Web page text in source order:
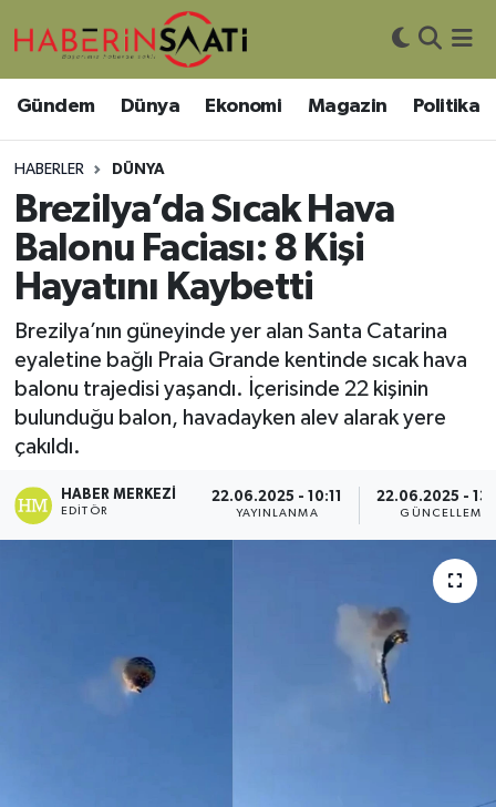
Gündem Dünya Ekonomi Magazin Politika
HABERLER DÜNYA
Brezilya’da Sıcak Hava
Balonu Faciası: 8 Kişi
Hayatını Kaybetti
Brezilya’nın güneyinde yer alan Santa Catarina
eyaletine bağlı Praia Grande kentinde sıcak hava
balonu trajedisi yaşandı. İçerisinde 22 kişinin
bulunduğu balon, havadayken alev alarak yere
çakıldı.
HABER MERKEZI
EDITÖR
22.06.2025 - 10:11
YAYINLANMA
22.06.2025 -
GÜNCELLEME
Asayiş
Bilim ve Teknoloji
Çevre
DIŞ HABER
Dünya
Eğitim
Ekonomi
Gündem
Nöbetçi Eczaneler
Hava Durumu
Trafik Durumu
Süper Lig Puan Durumu ve Fikstür
Tüm Manşetler
Son Dakika Haberleri
Haber Arşivi